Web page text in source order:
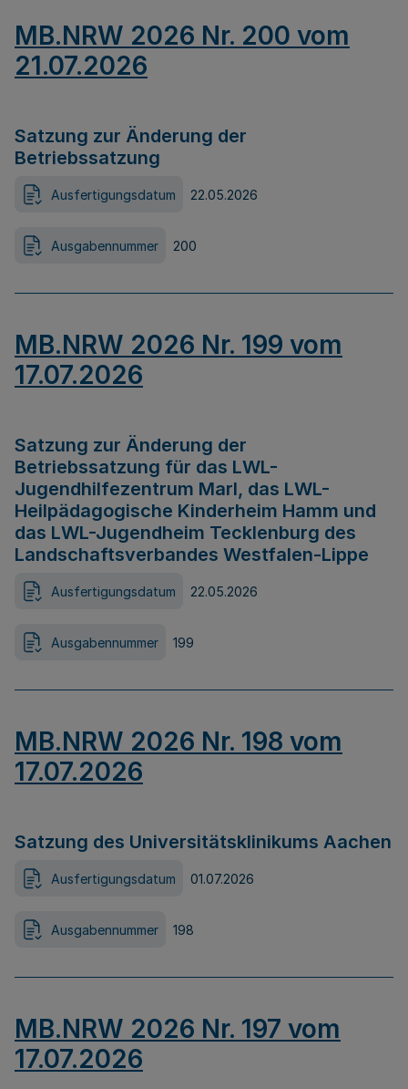
MB.NRW 2026 Nr. 200 vom
21.07.2026
Satzung zur Änderung der
Betriebssatzung
Ausfertigungsdatum 22.05.2026
Ausgabennummer 200
MB.NRW 2026 Nr. 199 vom
17.07.2026
Satzung zur Änderung der
Betriebssatzung für das LWL-
Jugendhilfezentrum Marl, das LWL-
Heilpädagogische Kinderheim Hamm und
das LWL-Jugendheim Tecklenburg des
Landschaftsverbandes Westfalen-Lippe
Ausfertigungsdatum 22.05.2026
Ausgabennummer 199
MB.NRW 2026 Nr. 198 vom
17.07.2026
Satzung des Universitätsklinikums Aachen
Ausfertigungsdatum 01.07.2026
Ausgabennummer 198
MB.NRW 2026 Nr. 197 vom
17.07.2026